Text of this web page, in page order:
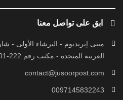
ابق على تواصل معنا
مبنى إيريديوم - البرشاء الأولى -
العربية المتحدة - مكتب رقم 222-01
contact@jusoorpost.com
0097145832243